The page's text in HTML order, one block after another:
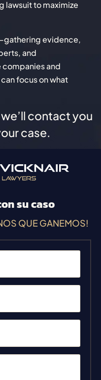
lawsuit to maximize
evidence,
and
and
focus on what
contact you
case.
su caso
QUE GANEMOS!